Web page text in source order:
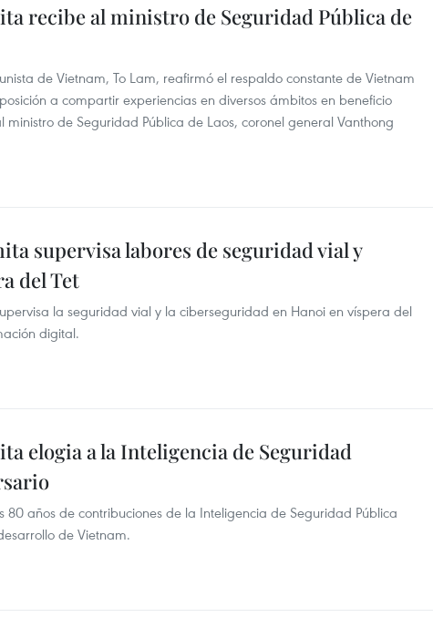
recibe al ministro de Seguridad Pública de
de Vietnam, To Lam, reafirmó el respaldo constante de Vietnam
a compartir experiencias en diversos ámbitos en beneficio
de Seguridad Pública de Laos, coronel general Vanthong
supervisa labores de seguridad vial y
del Tet
la seguridad vial y la ciberseguridad en Hanoi en víspera del
digital.
elogia a la Inteligencia de Seguridad
80 años de contribuciones de la Inteligencia de Seguridad Pública
de Vietnam.